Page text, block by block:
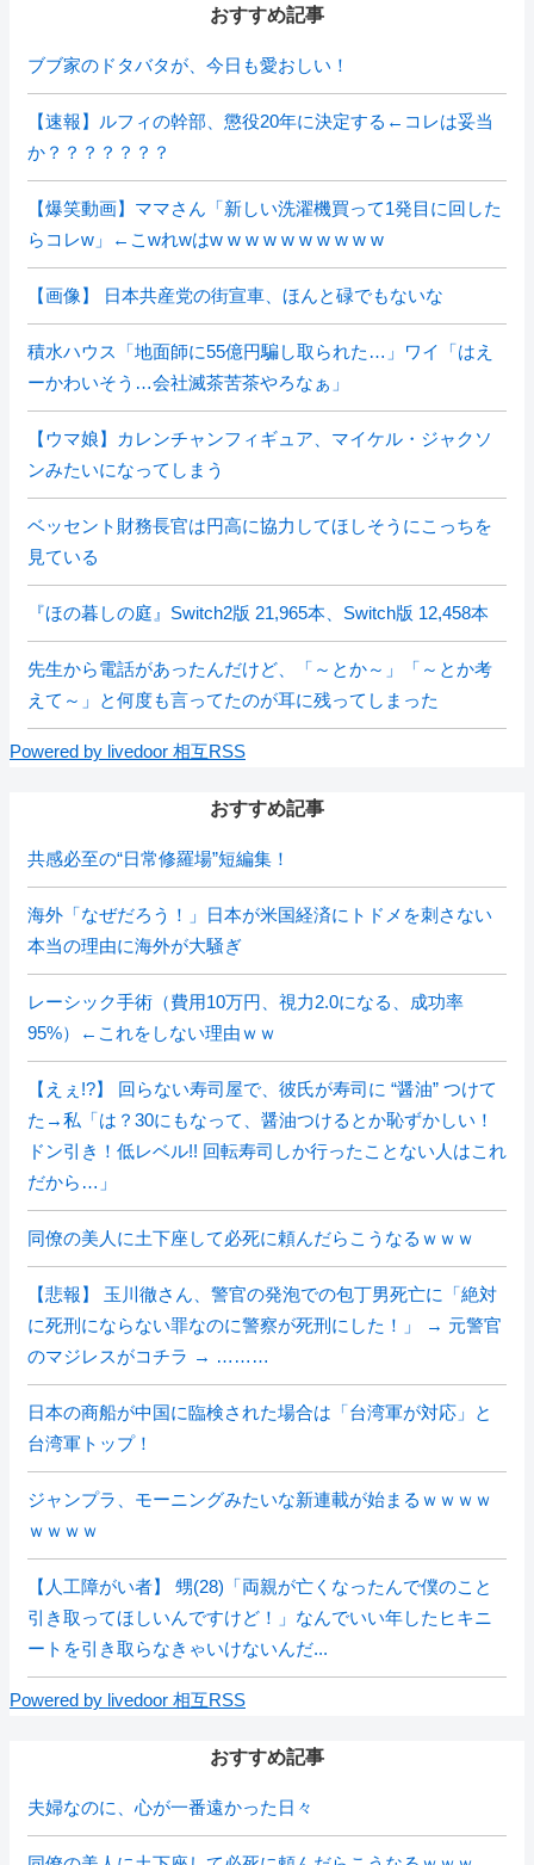
おすすめ記事
ブブ家のドタバタが、今日も愛おしい！
【速報】ルフィの幹部、懲役20年に決定する←コレは妥当
か？？？？？？？
【爆笑動画】ママさん「新しい洗濯機買って1発目に回した
らコレw」←こwれwはw w w w w w w w w w
【画像】 日本共産党の街宣車、ほんと碌でもないな
積水ハウス「地面師に55億円騙し取られた…」ワイ「はえ
ーかわいそう…会社滅茶苦茶やろなぁ」
【ウマ娘】カレンチャンフィギュア、マイケル・ジャクソ
ンみたいになってしまう
ベッセント財務長官は円高に協力してほしそうにこっちを
見ている
『ほの暮しの庭』Switch2版 21,965本、Switch版 12,458本
先生から電話があったんだけど、「～とか～」「～とか考
えて～」と何度も言ってたのが耳に残ってしまった
Powered by livedoor 相互RSS
おすすめ記事
共感必至の“日常修羅場”短編集！
海外「なぜだろう！」日本が米国経済にトドメを刺さない
本当の理由に海外が大騒ぎ
レーシック手術（費用10万円、視力2.0になる、成功率
95%）←これをしない理由ｗｗ
【えぇ!?】 回らない寿司屋で、彼氏が寿司に “醤油” つけて
た→私「は？30にもなって、醤油つけるとか恥ずかしい！
ドン引き！低レベル!! 回転寿司しか行ったことない人はこれ
だから…」
同僚の美人に土下座して必死に頼んだらこうなるｗｗｗ
【悲報】 玉川徹さん、警官の発泡での包丁男死亡に「絶対
に死刑にならない罪なのに警察が死刑にした！」 → 元警官
のマジレスがコチラ → ………
日本の商船が中国に臨検された場合は「台湾軍が対応」と
台湾軍トップ！
ジャンプラ、モーニングみたいな新連載が始まるｗｗｗｗ
ｗｗｗｗ
【人工障がい者】 甥(28)「両親が亡くなったんで僕のこと
引き取ってほしいんですけど！」なんでいい年したヒキニ
ートを引き取らなきゃいけないんだ...
Powered by livedoor 相互RSS
おすすめ記事
夫婦なのに、心が一番遠かった日々